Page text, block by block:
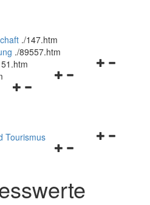
./147.htm
./89557.htm
Navigationsmenü
Navigationsmenü
Navigationsmenü
schließen
Tourismus